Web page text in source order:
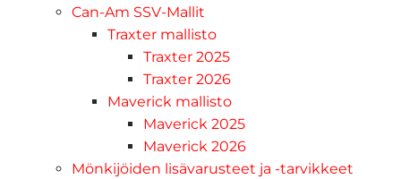
Can-Am SSV-Mallit
Traxter mallisto
Traxter 2025
Traxter 2026
Maverick mallisto
Maverick 2025
Maverick 2026
Mönkijöiden lisävarusteet ja -tarvikkeet